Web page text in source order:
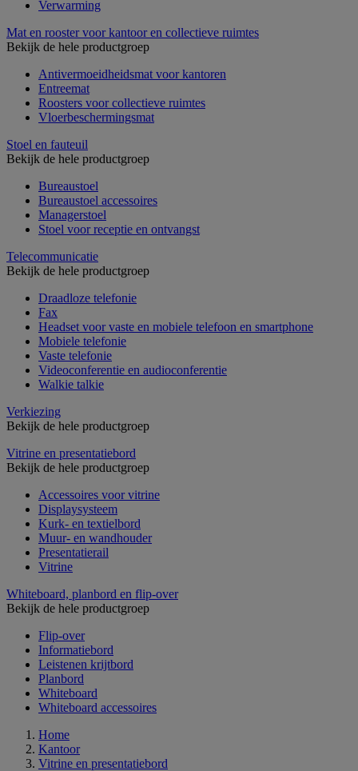
Verwarming
Mat en rooster voor kantoor en collectieve ruimtes
Bekijk de hele productgroep
Antivermoeidheidsmat voor kantoren
Entreemat
Roosters voor collectieve ruimtes
Vloerbeschermingsmat
Stoel en fauteuil
Bekijk de hele productgroep
Bureaustoel
Bureaustoel accessoires
Managerstoel
Stoel voor receptie en ontvangst
Telecommunicatie
Bekijk de hele productgroep
Draadloze telefonie
Fax
Headset voor vaste en mobiele telefoon en smartphone
Mobiele telefonie
Vaste telefonie
Videoconferentie en audioconferentie
Walkie talkie
Verkiezing
Bekijk de hele productgroep
Vitrine en presentatiebord
Bekijk de hele productgroep
Accessoires voor vitrine
Displaysysteem
Kurk- en textielbord
Muur- en wandhouder
Presentatierail
Vitrine
Whiteboard, planbord en flip-over
Bekijk de hele productgroep
Flip-over
Informatiebord
Leistenen krijtbord
Planbord
Whiteboard
Whiteboard accessoires
Home
Kantoor
Vitrine en presentatiebord